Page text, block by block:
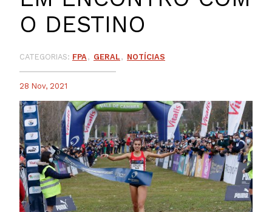
COMUNICADOS DE IMPRENSA
NEWSLETTER FPA
O DESTINO
CATEGORIAS: FPA GERAL NOTÍCIAS
28 Nov, 2021